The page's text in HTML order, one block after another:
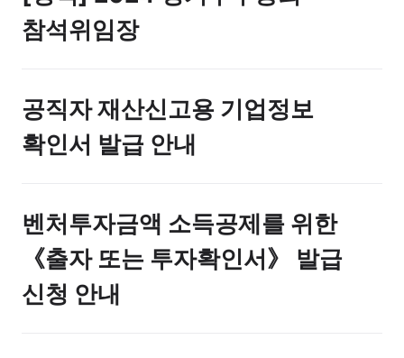
참석위임장
공직자 재산신고용 기업정보
확인서 발급 안내
벤처투자금액 소득공제를 위한
《출자 또는 투자확인서》 발급
신청 안내